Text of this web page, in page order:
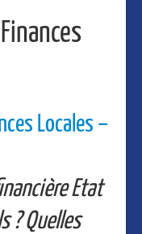
Locales –
Etat
? Quelles